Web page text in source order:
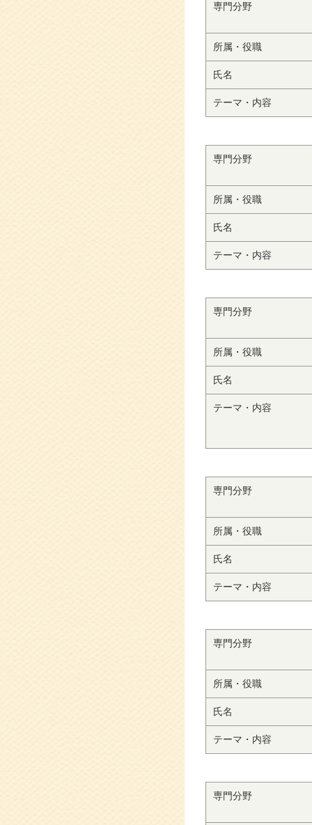
専門分野
所属・役職
氏名
テーマ・内容
専門分野
所属・役職
氏名
テーマ・内容
専門分野
所属・役職
氏名
テーマ・内容
専門分野
所属・役職
氏名
テーマ・内容
専門分野
所属・役職
氏名
テーマ・内容
専門分野